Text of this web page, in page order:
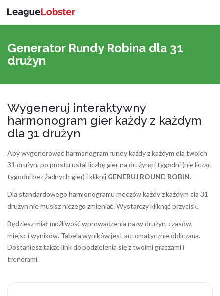
Generator Rundy Robina dla 31
drużyn
Wygeneruj interaktywny
harmonogram gier każdy z każdym
dla 31 drużyn
Aby wygenerować harmonogram rundy każdy z każdym dla twoich
31 drużyn, po prostu ustal liczbę gier na drużynę i tygodni (nie licząc
tygodni bez żadnych gier) i kliknij GENERUJ ROUND ROBIN.
Dla standardowego harmonogramu meczów każdy z każdym dla 31
drużyn nie musisz niczego zmieniać. Wystarczy kliknąć przycisk.
Będziesz miał możliwość wprowadzenia nazw drużyn, czasów,
miejsc i wyników. Tabela wyników jest automatycznie obliczana.
Dostaniesz także link do podzielenia się z twoimi graczami i
trenerami.